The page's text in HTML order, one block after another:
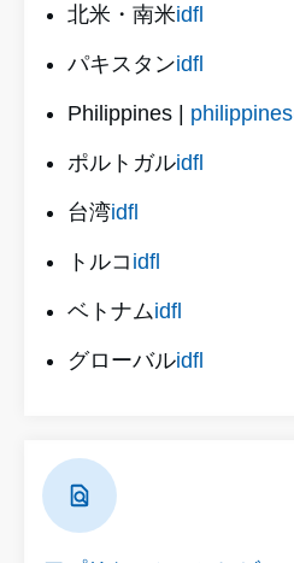
北米・南米idfl
パキスタンidfl
Philippines |
ポルトガルidfl
台湾idfl
トルコ idfl
ベトナムidfl
グローバルidfl